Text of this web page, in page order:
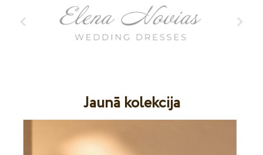
Jaunā kolekcija